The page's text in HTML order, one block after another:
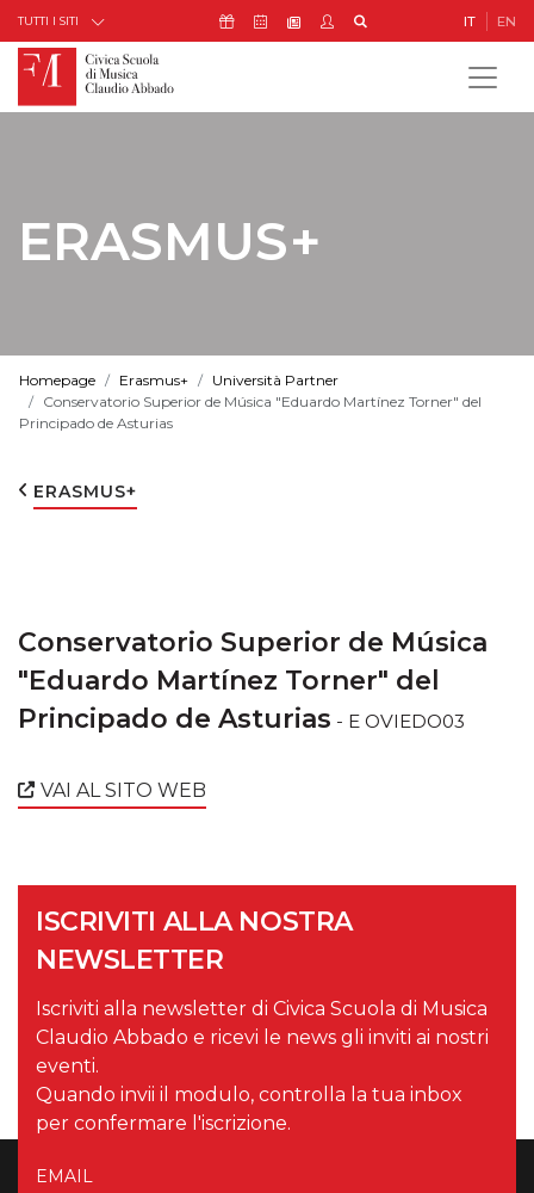
Skip to Content
TUTTI I SITI Icona Sostienici
Icona Calendario Eventi
Icona Newsletter
Icona My Civica IT EN
ERASMUS+
Homepage Erasmus+
Università Partner
Conservatorio Superior de Música "Eduardo Martínez Torner" del
Principado de Asturias
ERASMUS+
Conservatorio Superior de Música
"Eduardo Martínez Torner" del
Principado de Asturias - E OVIEDO03
VAI AL SITO WEB
ISCRIVITI ALLA NOSTRA
NEWSLETTER
Iscriviti alla newsletter di Civica Scuola di Musica
Claudio Abbado e ricevi le news gli inviti ai nostri
eventi.
Quando invii il modulo, controlla la tua inbox
per confermare l'iscrizione.
EMAIL